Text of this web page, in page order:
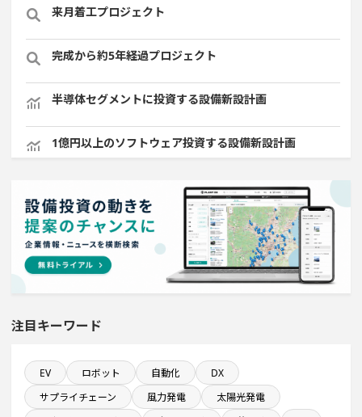
来月着工プロジェクト
完成から約5年経過プロジェクト
半導体セグメントに投資する設備新設計画
1億円以上のソフトウェア投資する設備新設計画
完成から約10年経過プロジェクト
平均臨時雇用人員数が100人以上の企業一覧
金融・保険事業を営む会社で10億円以上投資する設備新
自動車関連工場のプロジェクト
発電設備の導入を含む工場プロジェクト
従業員数10名以上の閉鎖プロジェクト
注目キーワード
EV ロボット 自動化
DX
サプライチェーン
風力発電
太陽光発電